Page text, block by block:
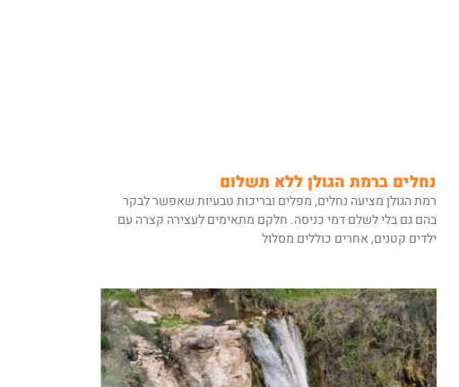
נחלים ברמת הגולן ללא תשלום
רמת הגולן מציעה נחלים, מפלים ובריכות טבעיות שאפשר לבקר
בהם גם בלי לשלם דמי כניסה. חלקם מתאימים לעצירה קצרה עם
ילדים קטנים, אחרים כוללים מסלול